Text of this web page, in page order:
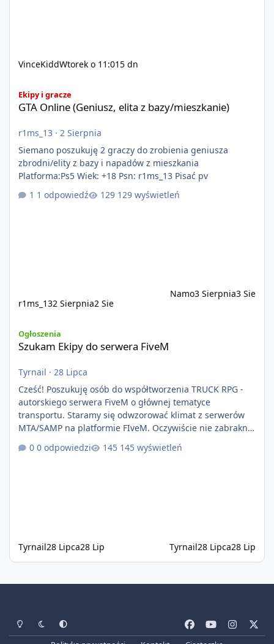
VinceKiddWtorek o 11:015 dn
Ekipy i gracze
GTA Online (Geniusz, elita z bazy/mieszkanie)
r1ms_13 · 2 Sierpnia
Siemano poszukuję 2 graczy do zrobienia geniusza
zbrodni/elity z bazy i napadów z mieszkania
Platforma:Ps5 Wiek: +18 Psn: r1ms_13 Pisać pv
1 odpowiedź
129 wyświetleń
r1ms_132 Sierpnia2 Sie
Namo3 Sierpnia3 Sie
Ogłoszenia
Szukam Ekipy do serwera FiveM
Tyrnail · 28 Lipca
Cześć! Poszukuję osób do współtworzenia TRUCK RPG -
autorskiego serwera FiveM o głównej tematyce
transportu. Staramy się odwzorować klimat z serwerów
MTA/SAMP na platformie FIveM. Oczywiście nie zabraknie
kontentu dla graczy którzy chcą robić coś innego niż
jeździć ciężarówką. Projekt tworzony jest od podstaw z
0 odpowiedzi 145 wyświetleń
Tyrnail28 Lipca28 Lip Tyrnail28 Lipca28 Lip
Tryb jasnyTryb ciemnyPreferencje systemowe
a
o
n